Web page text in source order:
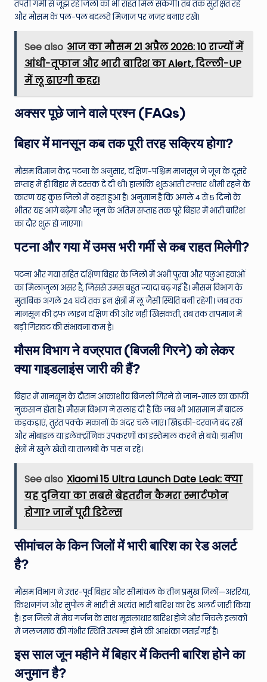
तपती गर्मी से जूझ रहे जिलों को भी राहत मिल सकेगी। तब तक सुरक्षित रहें
और मौसम के पल-पल बदलते मिजाज पर नजर बनाए रखें।
See also आज का मौसम 21 अप्रैल 2026: 10 राज्यों में
आंधी-तूफान और भारी बारिश का Alert, दिल्ली-UP
में लू ढाएगी कहर!
अक्सर पूछे जाने वाले प्रश्न (FAQs)
बिहार में मानसून कब तक पूरी तरह सक्रिय होगा?
मौसम विज्ञान केंद्र पटना के अनुसार, दक्षिण-पश्चिम मानसून ने जून के दूसरे
सप्ताह में ही बिहार में दस्तक दे दी थी। हालांकि शुरुआती रफ्तार धीमी रहने के
कारण यह कुछ जिलों में ठहरा हुआ है। अनुमान है कि अगले 4 से 5 दिनों के
भीतर यह आगे बढ़ेगा और जून के अंतिम सप्ताह तक पूरे बिहार में भारी बारिश
का दौर शुरू हो जाएगा।
पटना और गया में उमस भरी गर्मी से कब राहत मिलेगी?
पटना और गया सहित दक्षिण बिहार के जिलों में अभी पुरवा और पछुआ हवाओं
का मिलाजुला असर है, जिससे उमस बहुत ज्यादा बढ़ गई है। मौसम विभाग के
मुताबिक अगले 24 घंटों तक इन क्षेत्रों में लू जैसी स्थिति बनी रहेगी। जब तक
मानसून की ट्रफ लाइन दक्षिण की ओर नहीं खिसकती, तब तक तापमान में
बड़ी गिरावट की संभावना कम है।
मौसम विभाग ने वज्रपात (बिजली गिरने) को लेकर
क्या गाइडलाइंस जारी की हैं?
बिहार में मानसून के दौरान आकाशीय बिजली गिरने से जान-माल का काफी
नुकसान होता है। मौसम विभाग ने सलाह दी है कि जब भी आसमान में बादल
कड़कड़ाएं, तुरंत पक्के मकानों के अंदर चले जाएं। खिड़की-दरवाजे बंद रखें
और मोबाइल या इलेक्ट्रॉनिक उपकरणों का इस्तेमाल करने से बचें। ग्रामीण
क्षेत्रों में खुले खेतों या तालाबों के पास न रहें।
See also Xiaomi 15 Ultra Launch Date Leak: क्या
यह दुनिया का सबसे बेहतरीन कैमरा स्मार्टफोन
होगा? जानें पूरी डिटेल्स
सीमांचल के किन जिलों में भारी बारिश का रेड अलर्ट
है?
मौसम विभाग ने उत्तर-पूर्व बिहार और सीमांचल के तीन प्रमुख जिलों—अररिया,
किशनगंज और सुपौल में भारी से अत्यंत भारी बारिश का रेड अलर्ट जारी किया
है। इन जिलों में मेघ गर्जन के साथ मूसलाधार बारिश होने और निचले इलाकों
में जलजमाव की गंभीर स्थिति उत्पन्न होने की आशंका जताई गई है।
इस साल जून महीने में बिहार में कितनी बारिश होने का
अनुमान है?